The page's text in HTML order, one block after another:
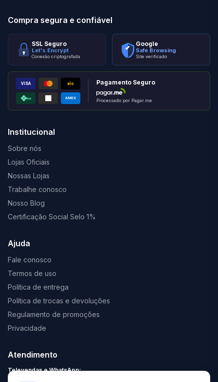
Compra segura e confiável
SSL Seguro
Let's Encrypt
Conexão criptografada
Google
Safe Browsing
Site verificado
VISA elo
PIX AMEX
Pagamento Seguro
Processado por Pagar.me
Institucional
Sobre nós
Lojas Oficiais
Nossas Lojas
Trabalhe conosco
Nosso Blog
Certificação Social Selo 1%
Ajuda
Fale conosco
Termos de uso
Política de entrega
Política de trocas e devoluções
Regulamento de promoções
Privacidade
Atendimento
Televendas e WhatsApp: